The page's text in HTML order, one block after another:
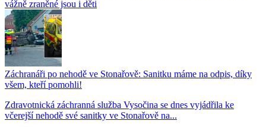
vážně zraněné jsou i děti
Záchranáři po nehodě ve Stonařově: Sanitku máme na odpis, díky
všem, kteří pomohli!
Zdravotnická záchranná služba Vysočina se dnes vyjádřila ke
včerejší nehodě své sanitky ve Stonařově na...